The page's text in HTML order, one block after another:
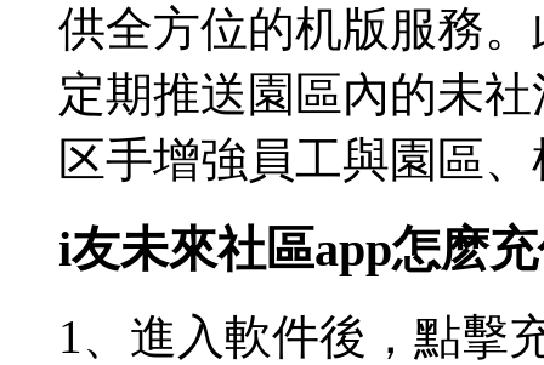
供全方位的机版服務
定期推送園區內的未
区手增強員工與園區
i友未來社區app怎麽
1、進入軟件後，點擊